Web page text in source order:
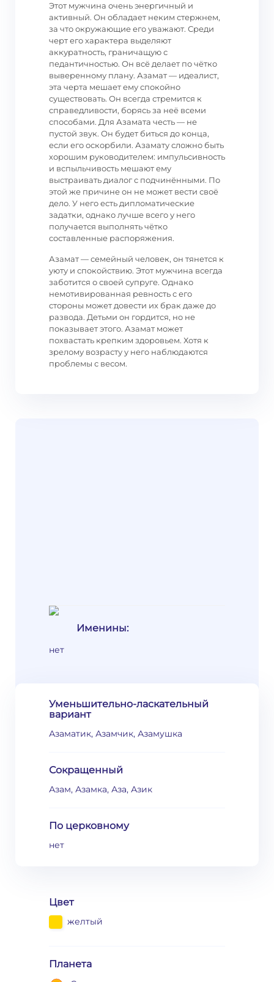
Этот мужчина очень энергичный и
активный. Он обладает неким стержнем,
за что окружающие его уважают. Среди
черт его характера выделяют
аккуратность, граничащую с
педантичностью. Он всё делает по чётко
выверенному плану. Азамат — идеалист,
эта черта мешает ему спокойно
существовать. Он всегда стремится к
справедливости, борясь за неё всеми
способами. Для Азамата честь — не
пустой звук. Он будет биться до конца,
если его оскорбили. Азамату сложно быть
хорошим руководителем: импульсивность
и вспыльчивость мешают ему
выстраивать диалог с подчинёнными. По
этой же причине он не может вести своё
дело. У него есть дипломатические
задатки, однако лучше всего у него
получается выполнять чётко
составленные распоряжения.
Азамат — семейный человек, он тянется к
уюту и спокойствию. Этот мужчина всегда
заботится о своей супруге. Однако
немотивированная ревность с его
стороны может довести их брак даже до
развода. Детьми он гордится, но не
показывает этого. Азамат может
похвастать крепким здоровьем. Хотя к
зрелому возрасту у него наблюдаются
проблемы с весом.
Именины:
нет
Уменьшительно-ласкательный
вариант
Азаматик, Азамчик, Азамушка
Сокращенный
Азам, Азамка, Аза, Азик
По церковному
нет
Цвет
желтый
Планета